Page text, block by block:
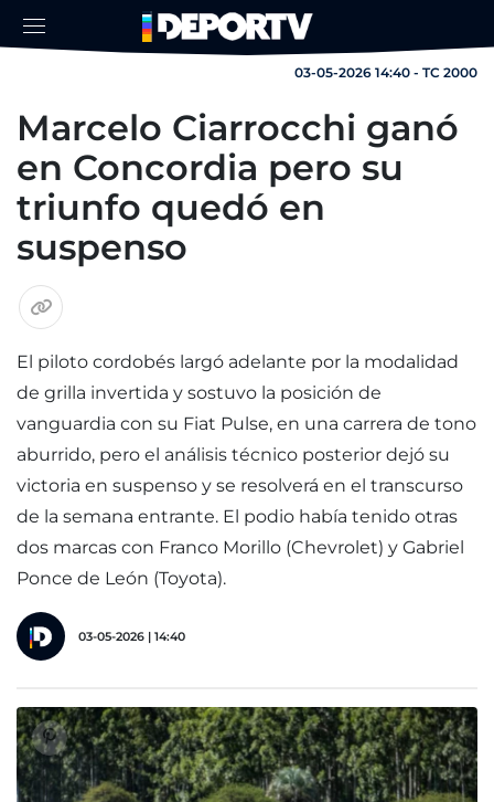
03-05-2026 14:40 - TC 2000
Marcelo Ciarrocchi ganó
en Concordia pero su
triunfo quedó en
suspenso
El piloto cordobés largó adelante por la modalidad
de grilla invertida y sostuvo la posición de
vanguardia con su Fiat Pulse, en una carrera de tono
aburrido, pero el análisis técnico posterior dejó su
victoria en suspenso y se resolverá en el transcurso
de la semana entrante. El podio había tenido otras
dos marcas con Franco Morillo (Chevrolet) y Gabriel
Ponce de León (Toyota).
03-05-2026 | 14:40